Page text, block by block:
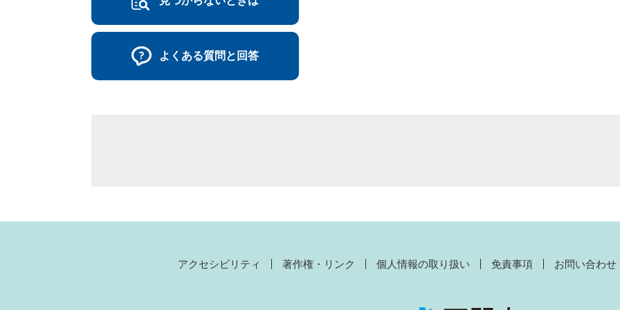
よくある質問と回答
アクセシビリティ 著作権・リンク 個人情報の取り扱い 免責事項 お問い合わせ